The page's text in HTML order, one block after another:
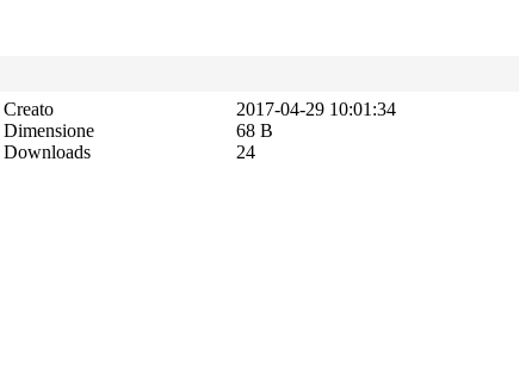
Creato
Dimensione
Downloads
2017-04-29 10:01:34
68 B
24